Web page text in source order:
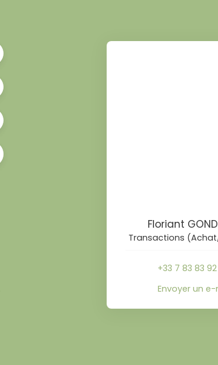
Floriant
Transactions
+33 7 83 83 92
Envoyer un